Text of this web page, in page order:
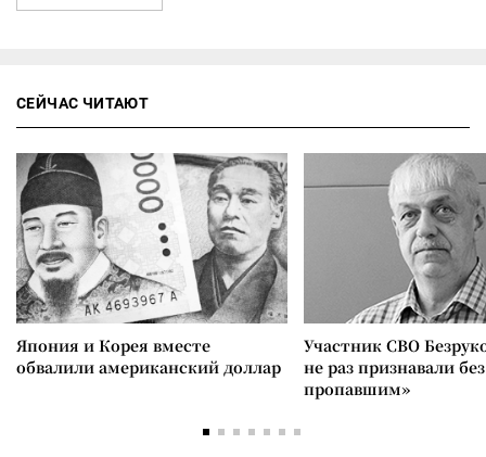
СЕЙЧАС ЧИТАЮТ
Япония и Корея вместе
обвалили американский доллар
Участник СВО
не раз признавали
пропавшим»